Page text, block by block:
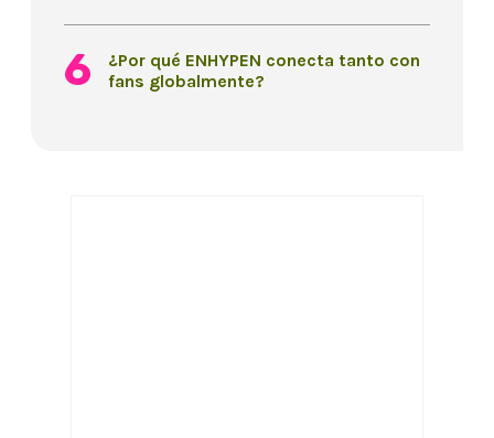
¿Por qué ENHYPEN conecta tanto con
fans globalmente?